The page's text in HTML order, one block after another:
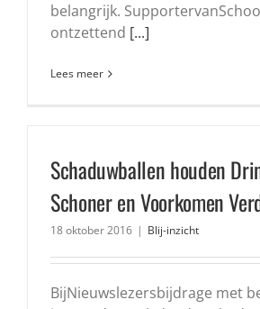
belangrijk.
ontzettend [...]
Lees meer
Schaduwballen houden
Schoner en Voorkomen
18 oktober 2016 | Blij-inzicht
BijNieuwslezersbijdrage met